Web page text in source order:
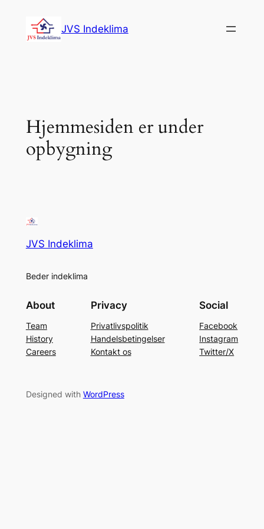
indhold
JVS Indeklima
Hjemmesiden er under
opbygning
JVS Indeklima
Beder indeklima
About
Team
History
Careers
Privacy
Privatlivspolitik
Handelsbetingelser
Kontakt os
Social
Facebook
Instagram
Twitter/X
Designed with WordPress